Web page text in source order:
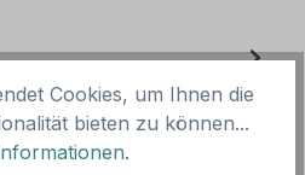
Naturschutzschild
02 mit Text. Tier- und
StVO u…Mehr
Cookies, um Ihnen die
bieten zu können...
.